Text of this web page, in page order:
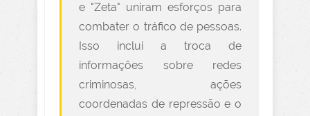
e "Zeta" uniram esforços para
combater o tráfico de pessoas.
Isso inclui a troca de
informações sobre redes
criminosas, ações
coordenadas de repressão e o